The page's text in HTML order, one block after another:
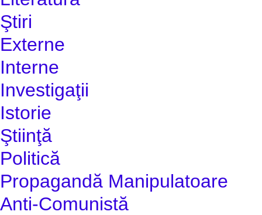
Ştiri
Externe
Interne
Investigaţii
Istorie
Ştiinţă
Politică
Propagandă Manipulatoare
Anti-Comunistă